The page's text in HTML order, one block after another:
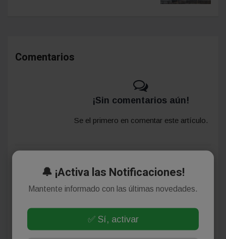
Comentarios
¡Sin comentarios aún!
Se el primero en comentar este artículo.
Deja tu comentario
🔔 ¡Activa las Notificaciones!
Mantente informado con las últimas novedades.
✅ Sí, activar